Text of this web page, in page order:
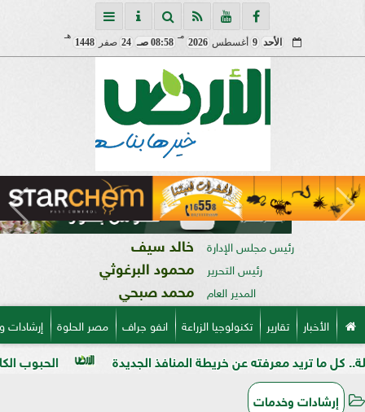
الأحد 9 أغسطس2026
مـ
08:58 صـ 24 صفر1448
هـ
رئيس مجلس الإدارة خالد سيف
رئيس التحرير محمود البرغوثي
المدير العام محمد صبحي
الأخبار تقارير تكنولوجيا الزراعة انفو جراف مصر الحلوة
الحبوب الكاملة معرفته عن خريطة المنافذ الجديدة
إرشادات وخدمات